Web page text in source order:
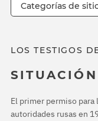
LOS TESTIGOS
El primer permiso
autoridades rusas en
Categorías de